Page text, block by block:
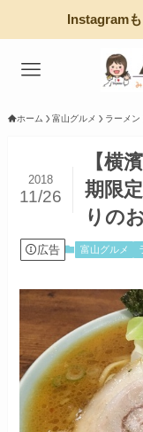
Instagram
ホーム 富山グルメ ラーメン
【横
期限
りの
2018
11/26
広告 富山グルメ